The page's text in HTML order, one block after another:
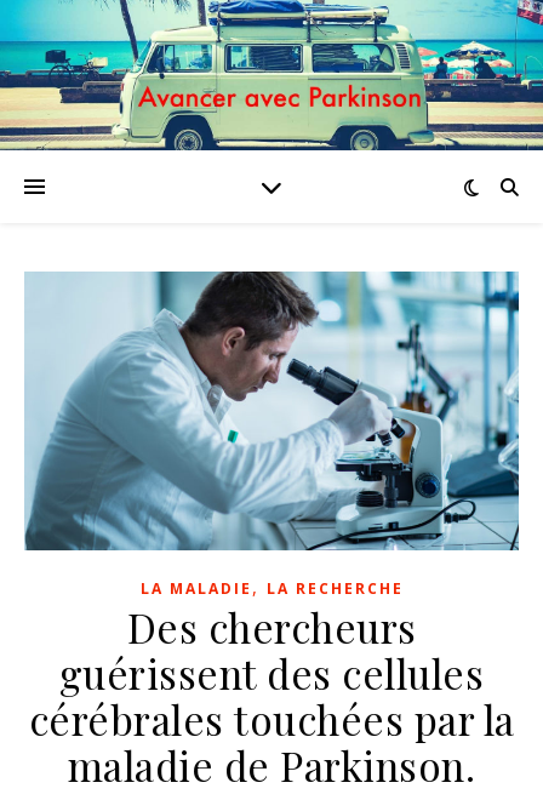
LA MALADIE , LA RECHERCHE
Des chercheurs
guérissent des cellules
cérébrales touchées par la
maladie de Parkinson.